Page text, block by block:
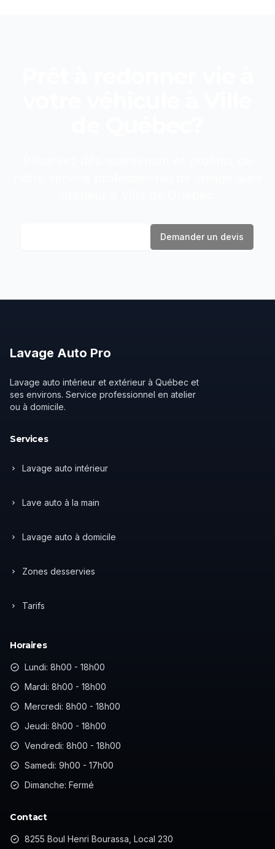
Demander un devis
Lavage Auto Pro
Lavage auto intérieur et extérieur à Québec et
ses environs. Service professionnel en atelier
ou à domicile.
Services
Lavage auto intérieur
Lave auto à la main
Lavage auto à domicile
Zones desservies
Tarifs
Horaires
Lundi: 8h00 - 18h00
Mardi: 8h00 - 18h00
Mercredi: 8h00 - 18h00
Jeudi: 8h00 - 18h00
Vendredi: 8h00 - 18h00
Samedi: 9h00 - 17h00
Dimanche: Fermé
Contact
8255 Boul Henri Bourassa, Local 230